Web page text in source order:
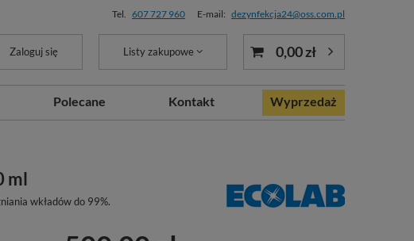
Tel. 607 727 960 E-mail: dezynfekcja24@oss.com.pl
Zaloguj się Listy zakupowe 0,00 zł
Polecane Kontakt Wyprzedaż
ml
wkładów do 99%.